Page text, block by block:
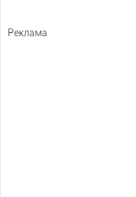
Реклама